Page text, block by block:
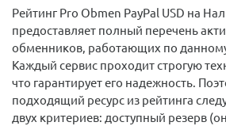
Рейтинг Pro Obmen PayPal USD на
предоставляет полный перечень
обменников, работающих по
Каждый сервис проходит строгую
что гарантирует его надежность.
подходящий ресурс из рейтинга
двух критериев: доступный резерв